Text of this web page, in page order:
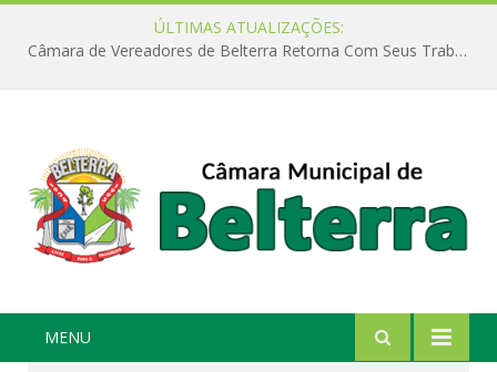
ÚLTIMAS ATUALIZAÇÕES:
Câmara de Vereadores de Belterra Retorna Com Seus Trabalhos Legislativos
MENU